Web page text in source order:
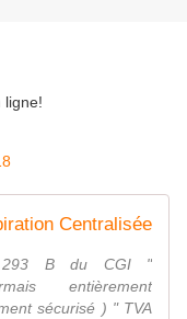
ligne!
Centralisée
293 B du CGI "
entièrement
sécurisé ) " TVA